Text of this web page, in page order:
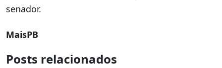
senador.
MaisPB
Posts relacionados